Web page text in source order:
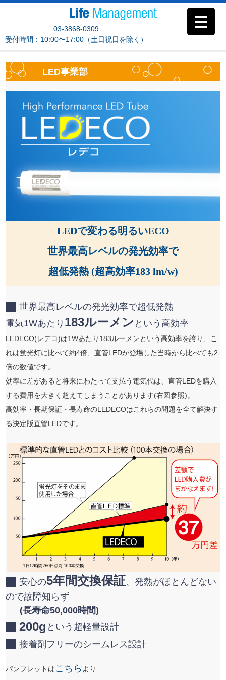
03-3868-0309
受付時間：10:00〜17:00（土日祝日を除く）
LED事業部
LEDで変わる明るいECO
世界最高レベルの発光効率で
超低発熱 (超高効率183 lm/w)
世界最高レベルの発光効率で超低発熱
電気1Wあたり 183ルーメン という高効率
LEDECO(レデコ)は1Wあたり183ルーメンという高効率を誇り、こ
れは蛍光灯に比べて約4倍、直管LEDが登場した当時から比べても2
倍の数値です。
効率に差があると将来にわたって支払う電気代は、直管LEDを購入
する費用を大きく超えてしまうことがあります(右図参照)。
高効率・長期保証・長寿命のLEDECOはこれらの問題を全て解決す
る決定版直管LEDです。
安心の5年間交換保証、発熱がほとんどない
ので故障知らず
(長寿命50,000時間)
200g という超軽量設計
接着剤フリーのシームレス設計
パンフレットはこちら より